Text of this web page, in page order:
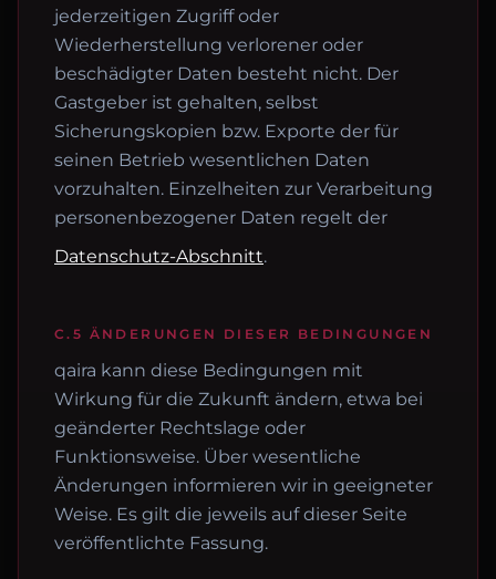
jederzeitigen Zugriff oder
Wiederherstellung verlorener oder
beschädigter Daten besteht nicht. Der
Gastgeber ist gehalten, selbst
Sicherungskopien bzw. Exporte der für
seinen Betrieb wesentlichen Daten
vorzuhalten. Einzelheiten zur Verarbeitung
personenbezogener Daten regelt der
Datenschutz-Abschnitt.
C.5 ÄNDERUNGEN DIESER BEDINGUNGEN
qaira kann diese Bedingungen mit
Wirkung für die Zukunft ändern, etwa bei
geänderter Rechtslage oder
Funktionsweise. Über wesentliche
Änderungen informieren wir in geeigneter
Weise. Es gilt die jeweils auf dieser Seite
veröffentlichte Fassung.